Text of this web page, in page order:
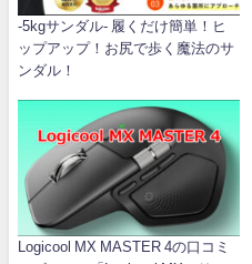
-5kgサンダル- 履くだけ簡単！ヒ
ップアップ！お尻で歩く魔法のサ
ンダル！
Logicool MX MASTER 4の口コミ